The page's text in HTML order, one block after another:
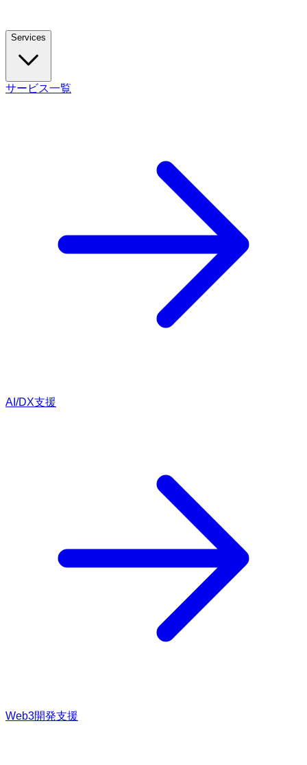
Services
サービス一覧
AI/DX支援
Web3開発支援